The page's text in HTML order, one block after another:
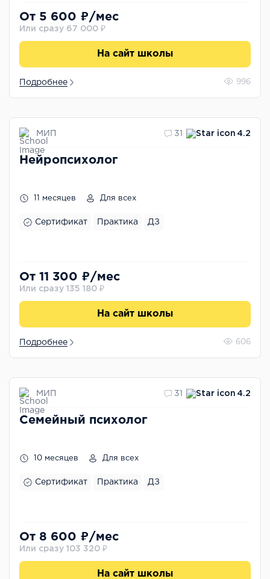
От 5 600 ₽/мес
Или сразу 67 000 ₽
На сайт школы
Подробнее 996
МИП 31 4.2
Нейропсихолог
11 месяцев Для всех
Сертификат Практика ДЗ
От 11 300 ₽/мес
Или сразу 135 180 ₽
На сайт школы
Подробнее 606
МИП 31 4.2
Семейный психолог
10 месяцев Для всех
Сертификат Практика ДЗ
От 8 600 ₽/мес
Или сразу 103 320 ₽
На сайт школы